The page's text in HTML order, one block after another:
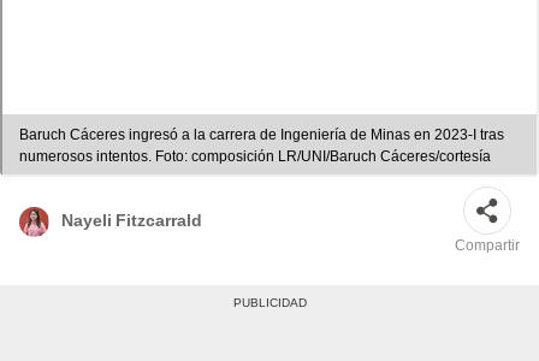
Baruch Cáceres ingresó a la carrera de Ingeniería de Minas en 2023-I tras
numerosos intentos. Foto: composición LR/UNI/Baruch Cáceres/cortesía
Nayeli Fitzcarrald
Compartir